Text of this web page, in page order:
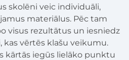
skolēni veic individuāli,
materiālus. Pēc tam
visus rezultātus un iesniedz
kas vērtēs klašu veikumu.
kārtās iegūs lielāko punktu